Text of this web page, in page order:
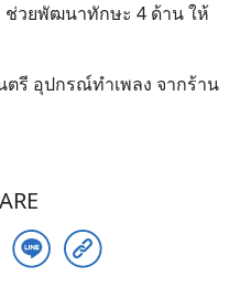
ช่วยพัฒนาทักษะ 4 ด้าน ให้
รี อุปกรณ์ทำเพลง จากร้าน